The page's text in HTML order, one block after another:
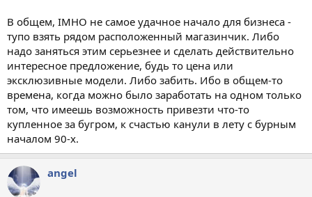
В общем, IMHO не самое удачное начало для бизнеса -
тупо взять рядом расположенный магазинчик. Либо
надо заняться этим серьезнее и сделать действительно
интересное предложение, будь то цена или
эксклюзивные модели. Либо забить. Ибо в общем-то
времена, когда можно было заработать на одном только
том, что имеешь возможность привезти что-то
купленное за бугром, к счастью канули в лету с бурным
началом 90-х.
angel